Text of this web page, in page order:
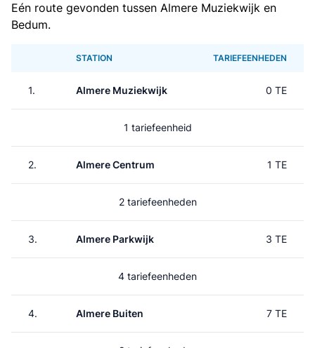
Eén route gevonden tussen Almere Muziekwijk en
Bedum.
STATION TARIEFEENHEDEN
1. Almere Muziekwijk 0 TE
1 tariefeenheid
2. Almere Centrum 1 TE
2 tariefeenheden
3. Almere Parkwijk 3 TE
4 tariefeenheden
4. Almere Buiten 7 TE